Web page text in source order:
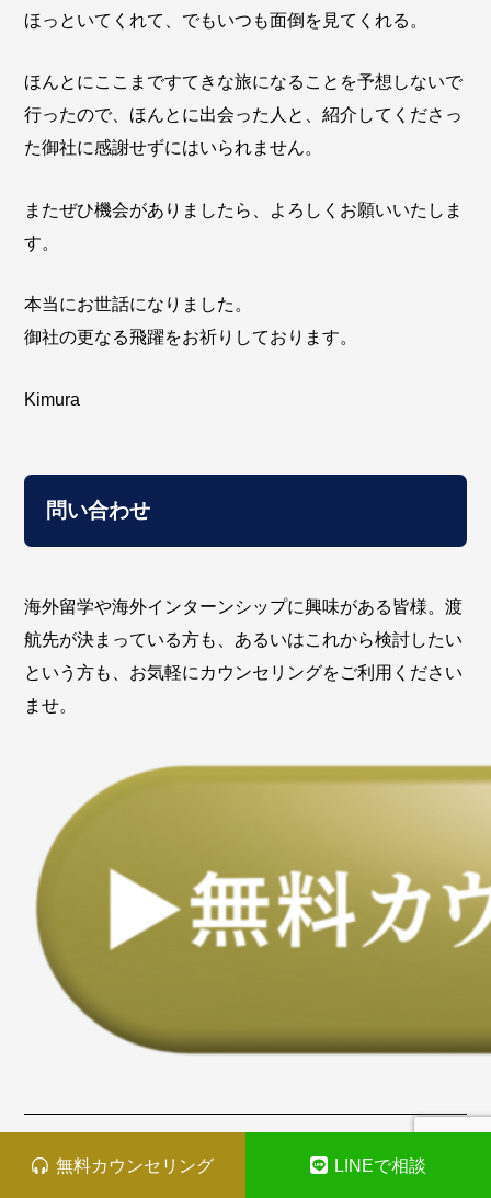
ほっといてくれて、でもいつも面倒を見てくれる。
ほんとにここまですてきな旅になることを予想しないで
行ったので、ほんとに出会った人と、紹介してくださっ
た御社に感謝せずにはいられません。
またぜひ機会がありましたら、よろしくお願いいたしま
す。
本当にお世話になりました。
御社の更なる飛躍をお祈りしております。
Kimura
問い合わせ
海外留学や海外インターンシップに興味がある皆様。渡
航先が決まっている方も、あるいはこれから検討したい
という方も、お気軽にカウンセリングをご利用ください
ませ。
基本日程は、日曜日午後～夜のチェックイ
無料カウンセリング LINEで相談